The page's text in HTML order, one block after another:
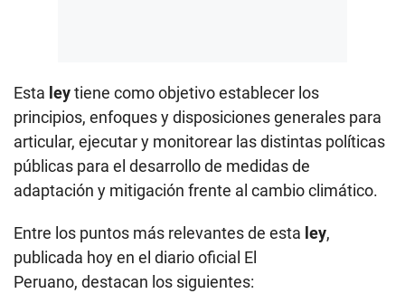
Esta leytiene como objetivo establecer los
principios, enfoques y disposiciones generales para
articular, ejecutar y monitorear las distintas políticas
públicas para el desarrollo de medidas de
adaptación y mitigación frente al cambio climático.
Entre los puntos más relevantes de esta ley,
publicada hoy en el diario oficial El
Peruano, destacan los siguientes: